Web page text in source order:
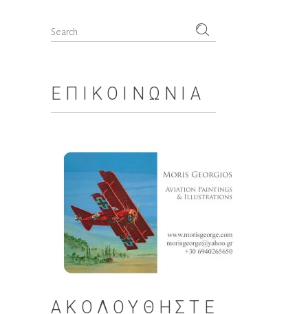
Search
ΕΠΙΚΟΙΝΩΝΊΑ
ΑΚΟΛΟΥΘΉΣΤΕ